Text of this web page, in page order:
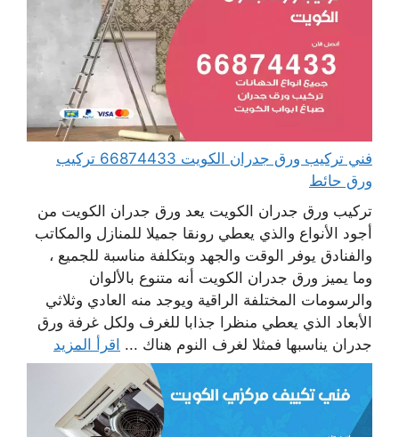
فني تركيب ورق جدران الكويت 66874433 تركيب
ورق حائط
تركيب ورق جدران الكويت يعد ورق جدران الكويت من
أجود الأنواع والذي يعطي رونقا جميلا للمنازل والمكاتب
والفنادق يوفر الوقت والجهد وبتكلفة مناسبة للجميع ،
وما يميز ورق جدران الكويت أنه متنوع بالألوان
والرسومات المختلفة الراقية ويوجد منه العادي وثلاثي
الأبعاد الذي يعطي منظرا جذابا للغرف ولكل غرفة ورق
جدران يناسبها فمثلا لغرف النوم هناك ... اقرأ المزيد